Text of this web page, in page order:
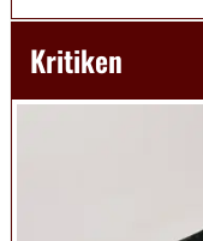
Kritiken